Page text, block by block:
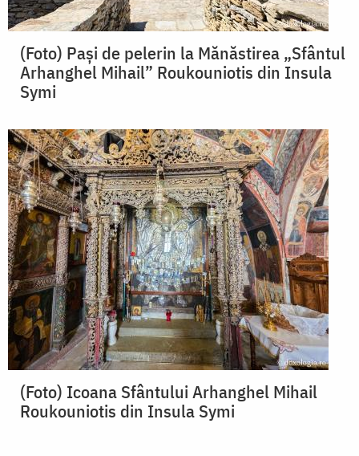
(Foto) Pași de pelerin la Mănăstirea „Sfântul
Arhanghel Mihail” Roukouniotis din Insula
Symi
(Foto) Icoana Sfântului Arhanghel Mihail
Roukouniotis din Insula Symi